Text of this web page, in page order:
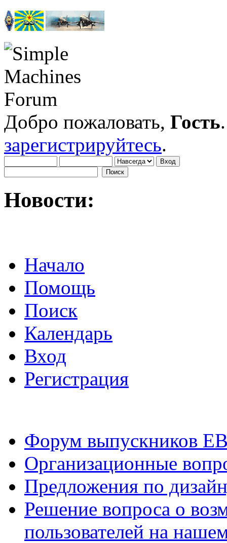
Добро пожаловать, Гость
зарегистрируйтесь.
Новости:
Начало
Помощь
Поиск
Календарь
Вход
Регистрация
Форум выпускников
Организационные
Предложения по
Решение вопроса о
пользователей на